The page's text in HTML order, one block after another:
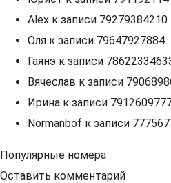
Alex к записи 79279384210
Оля к записи 79647927884
Гаянэ к записи
Вячеслав к записи
Ирина к записи
Normanbof к записи
Популярные номера
Оставить комментарий